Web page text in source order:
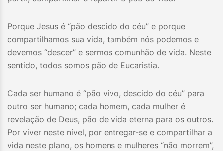
Porque Jesus é “pão descido do céu” e porque
compartilhamos sua vida, também nós podemos e
devemos “descer” e sermos comunhão de vida. Neste
sentido, todos somos pão de Eucaristia.
Cada ser humano é “pão vivo, descido do céu” para
outro ser humano; cada homem, cada mulher é
revelação de Deus, pão de vida eterna para os outros.
Por viver neste nível, por entregar-se e compartilhar a
vida neste plano, os homens e mulheres “não morrem”,